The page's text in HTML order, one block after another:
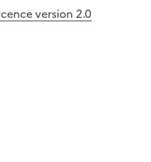
version 2.0